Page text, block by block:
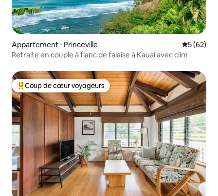
Appartement ⋅ Princeville
5 (62)
Retraite en couple à flanc de falaise à Kauai avec clim
Coups de cœur voyageurs les plus appréciés
Coup de cœur voyageurs